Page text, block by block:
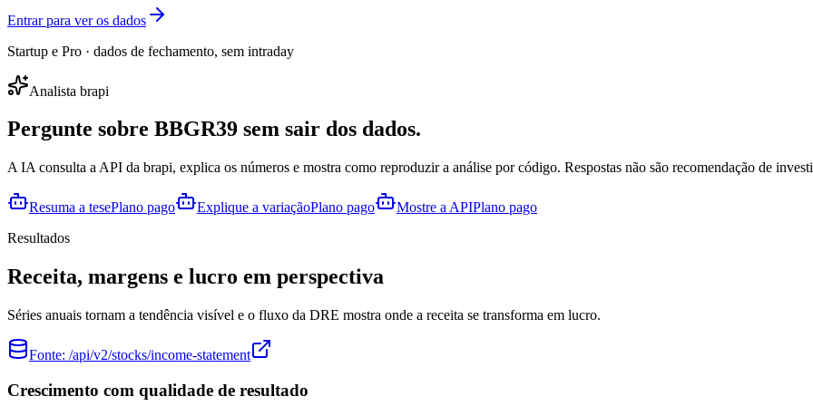
Entrar para ver os dados
Startup e Pro · dados de fechamento, sem intraday
Analista brapi
Pergunte sobre BBGR39 sem sair dos dados.
A IA consulta a API da brapi, explica os números e mostra como reproduzir a análise por código. Respostas não são recomendação de
Resuma a tesePlano pago Explique a variaçãoPlano pago Mostre a APIPlano pago
Resultados
Receita, margens e lucro em perspectiva
Séries anuais tornam a tendência visível e o fluxo da DRE mostra onde a receita se transforma em lucro.
Fonte: /api/v2/stocks/income-statement
Crescimento com qualidade de resultado